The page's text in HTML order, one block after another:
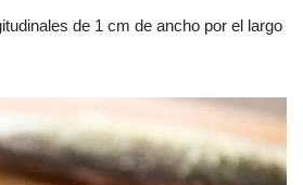
de 1 cm de ancho por el largo